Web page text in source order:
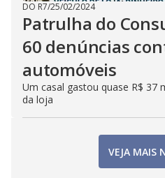
DO R7/25/02/2024
Patrulha do
60 denúncias
automóveis
Um casal gastou quase R$ 37
da loja
VEJA MAIS